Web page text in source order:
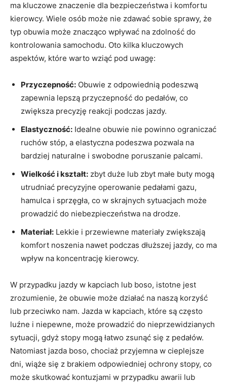
ma kluczowe znaczenie dla bezpieczeństwa i komfortu
kierowcy. Wiele osób może nie zdawać sobie sprawy, że
typ obuwia może znacząco wpływać na zdolność do
kontrolowania samochodu. Oto kilka kluczowych
aspektów, które warto wziąć pod uwagę:
Przyczepność: Obuwie z odpowiednią podeszwą
zapewnia lepszą przyczepność do pedałów, co
zwiększa precyzję reakcji podczas jazdy.
Elastyczność: Idealne obuwie nie powinno ograniczać
ruchów stóp, a elastyczna podeszwa pozwala na
bardziej naturalne i swobodne poruszanie palcami.
Wielkość i kształt: zbyt duże lub zbyt małe buty mogą
utrudniać precyzyjne operowanie pedałami gazu,
hamulca i sprzęgła, co w skrajnych sytuacjach może
prowadzić do niebezpieczeństwa na drodze.
Materiał: Lekkie i przewiewne materiały zwiększają
komfort noszenia nawet podczas dłuższej jazdy, co ma
wpływ na koncentrację kierowcy.
W przypadku jazdy w kapciach lub boso, istotne jest
zrozumienie, że obuwie może działać na naszą korzyść
lub przeciwko nam. Jazda w kapciach, które są często
luźne i niepewne, może prowadzić do nieprzewidzianych
sytuacji, gdyż stopy mogą łatwo zsunąć się z pedałów.
Natomiast jazda boso, chociaż przyjemna w cieplejsze
dni, wiąże się z brakiem odpowiedniej ochrony stopy, co
może skutkować kontuzjami w przypadku awarii lub